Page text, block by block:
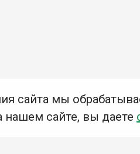
сайта мы
нашем сайте, вы даете